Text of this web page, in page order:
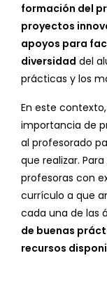
formación del
proyectos
apoyos para
diversidad del
prácticas y los
En este
importancia de
al profesorado
que realizar.
profesoras con
currículo a que
cada una de las
de buenas
recursos